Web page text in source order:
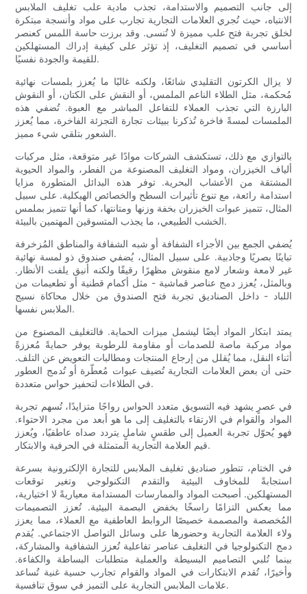
إلى جانب التصميم والاستدامة، تجذب مادية علب تغليف الملابس
الانتباه، حيث تُجري العلامات التجارية تجارب على مواد وأنسجة مبتكرة
لخلق تجربة فتح علب مميزة لا تُنسى. وقد برزت حاسة اللمس كعنصر
أساسي في تصميم التغليف، إذ تؤثر على كيفية إدراك المستهلكين
للقيمة والجودة نفسيًا.
لا يزال الكرتون التقليدي شائعًا، ولكنه غالبًا ما يُعزز بلمسات نهائية
مُحكمة، مثل الطلاء الناعم الملمس، أو النقش على الكتان، أو النقوش
البارزة التي تجذب العملاء للتفاعل المباشر مع العبوة. تُضفي هذه
الملمسات لمسةً فاخرة تُذكرنا ببيئات تجارة التجزئة الفاخرة، مما يُعزز
الشعور بتلقي شيء مميز.
بالتوازي مع ذلك، تستكشف الشركات موادًا غير متوقعة، مثل مركبات
ألياف الخيزران، ومواد التغليف المصنوعة من الفطر، والمواد الحيوية
المشتقة من الأعشاب البحرية. توفر هذه البدائل المتطورة مزايا
استدامة رائعة، مع تنوع تأثيرات السطح والخصائص الهيكلية. على سبيل
المثال، تتميز عبوات الخيزران بخفة وزنها ومتانتها، كما أنها تتميز بملمس
الخشب الطبيعي، ما يجذب المتسوقين المهتمين بالبيئة.
يُضفي الجمع بين الأجزاء الشفافة أو شبه الشفافة والمناطق المُزخرفة
تباينًا بصريًا وجاذبية. على سبيل المثال، يُضفي صندوق ذو لمسة نهائية
غير لامعة وشعار لامع منقوش مظهرًا رقيقًا ولكنه أنيق يلفت الأنظار.
وبالمثل، يُعزز دمج عناصر قماشية - مثل أكمام قطنية أو تطعيمات من
اللباد - داخل الصناديق تجربة فتح الصندوق من خلال محاكاة نسيج
الملابس نفسها.
يمتد ابتكار المواد أيضًا ليشمل ميزات الحماية. فالتغليف المصنوع من
مواد مركبة ماصة للصدمات أو مقاومة للرطوبة يوفر حمايةً مُعززةً
أثناء النقل، مما يُقلل من إرجاع المنتجات ومطالبات التعويض عن التلف.
حتى أن بعض العلامات التجارية تُضيف عبوات مُعطّرة أو تُدمج العطور
في الطلاءات لتحفيز حواس متعددة.
في عصرٍ يشهد فيه التسويق متعدد الحواس رواجًا متزايدًا، تُسهم تجربة
المواد والقوام في الارتقاء بالتغليف إلى ما هو أبعد من مجرد الاحتواء.
فهو يُحوّل تجربة العميل إلى طقسٍ شاملٍ يتردد صداه عاطفيًا، ويُعزز
قيم العلامة التجارية المتمثلة في الحرفية والابتكار.
في الختام، تتطور صناديق تغليف الملابس للتجارة الإلكترونية بسرعة
استجابةً للمخاوف البيئية والتقدم التكنولوجي وتغير توقعات
المستهلكين. أصبحت المواد والممارسات المستدامة معياريةً لا اختيارية،
مما يعكس التزامًا راسخًا بخفض البصمة البيئية. تُعزز التصميمات
المُخصصة والمصممة خصيصًا الروابط العاطفية مع العملاء، مما يعزز
ولاء العلامة التجارية وحضورها على وسائل التواصل الاجتماعي. يُقدم
دمج التكنولوجيا في التغليف عناصر تفاعلية تُعزز الشفافية والمشاركة،
بينما تُلبي التصاميم البسيطة والعملية متطلبات البساطة والكفاءة.
وأخيرًا، تُقدم الابتكارات في المواد والقوام تجارب حسية غنية تُساعد
علامات الملابس التجارية على التميز في سوق تنافسية.